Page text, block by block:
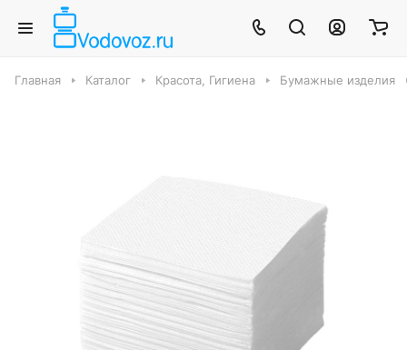
Главная Каталог Красота, Гигиена Бумажные изделия